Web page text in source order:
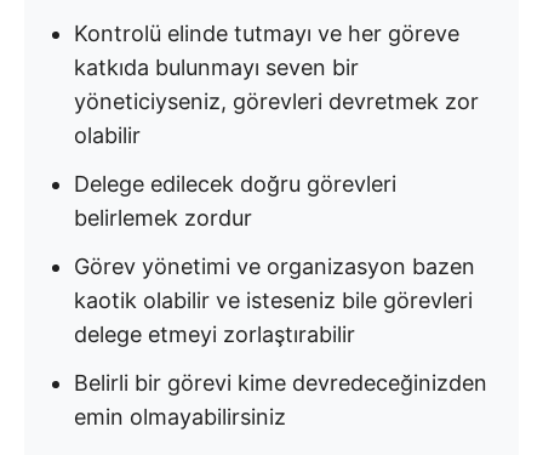
Kontrolü elinde tutmayı ve her göreve
katkıda bulunmayı seven bir
yöneticiyseniz, görevleri devretmek zor
olabilir
Delege edilecek doğru görevleri
belirlemek zordur
Görev yönetimi ve organizasyon bazen
kaotik olabilir ve isteseniz bile görevleri
delege etmeyi zorlaştırabilir
Belirli bir görevi kime devredeceğinizden
emin olmayabilirsiniz